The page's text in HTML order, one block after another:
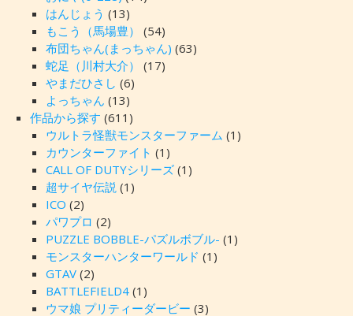
はんじょう (13)
もこう（馬場豊）
(54)
布団ちゃん(まっちゃん) (63)
蛇足（川村大介）
(17)
やまだひさし (6)
よっちゃん (13)
作品から探す (611)
ウルトラ怪獣モンスターファーム (1)
カウンターファイト (1)
CALL OF DUTYシリーズ(1)
超サイヤ伝説(1)
ICO (2)
パワプロ (2)
PUZZLE BOBBLE-パズルボブル- (1)
モンスターハンターワールド (1)
GTAV(2)
BATTLEFIELD4(1)
ウマ娘 プリティーダービー (3)